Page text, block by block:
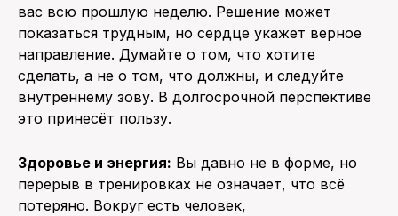
вас всю прошлую неделю. Решение может
показаться трудным, но сердце укажет верное
направление. Думайте о том, что хотите
сделать, а не о том, что должны, и следуйте
внутреннему зову. В долгосрочной перспективе
это принесёт пользу.
Здоровье и энергия: Вы давно не в форме, но
перерыв в тренировках не означает, что всё
потеряно. Вокруг есть человек,